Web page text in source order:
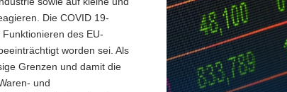
Die COVID 19-
des EU-
worden sei. Als
Grenzen und damit die
und